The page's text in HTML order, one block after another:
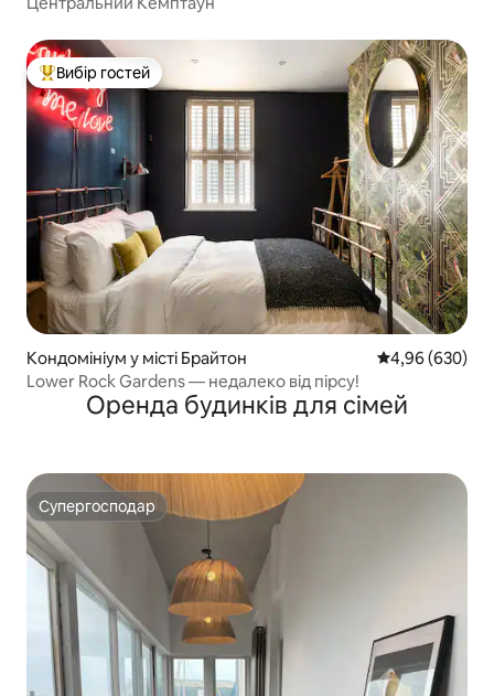
Топ вибір гостей
Вибір гостей
Кондомініум у місті Брайтон Середня
4,96 (630)
Lower Rock Gardens — недалеко від пірсу!
Оренда будинків для сімей
Супергосподар
Супергосподар